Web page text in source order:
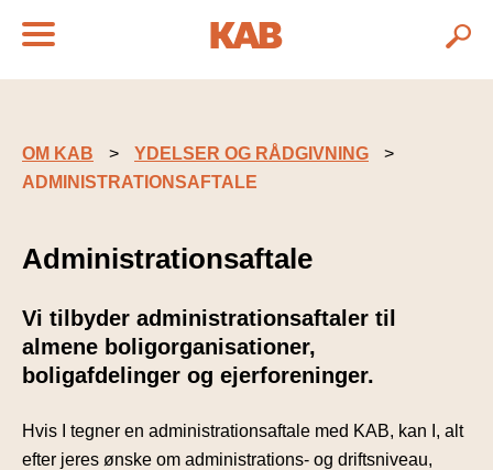
OM KAB
YDELSER OG RÅDGIVNING
ADMINISTRATIONSAFTALE
Administrationsaftale
Vi tilbyder administrationsaftaler til
almene boligorganisationer,
boligafdelinger og ejerforeninger.
Hvis I tegner en administrationsaftale med KAB, kan I, alt
efter jeres ønske om administrations- og driftsniveau,